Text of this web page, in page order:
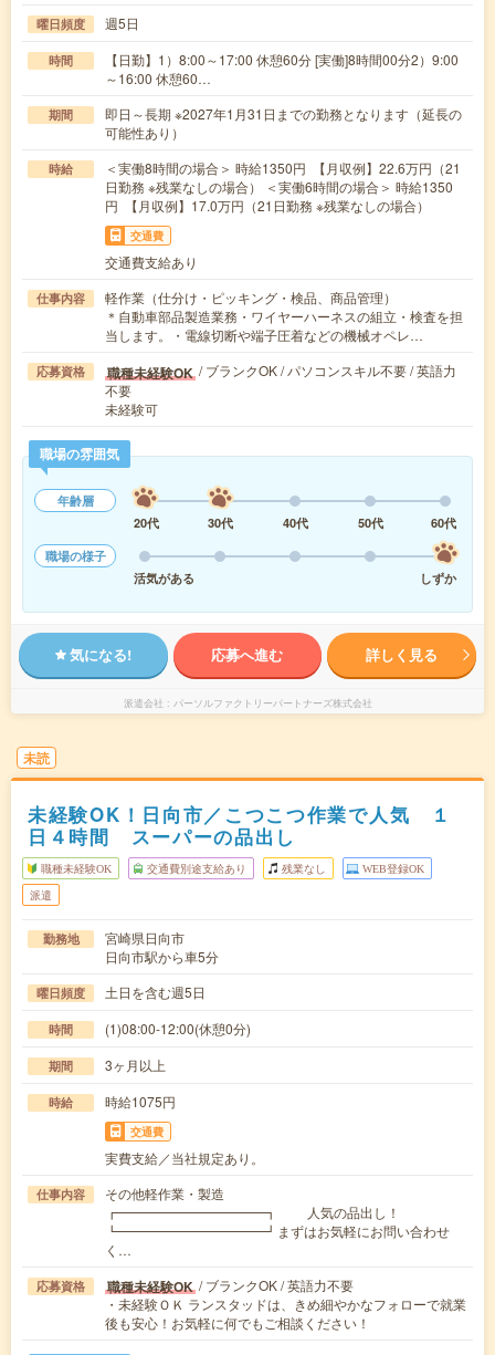
曜日頻度 週5日
時間
【日勤】1）8:00～17:00 休憩60分 [実働]8時間00分2）9:00
～16:00 休憩60…
期間
即日～長期 ※2027年1月31日までの勤務となります（延長の
可能性あり）
時給
＜実働8時間の場合＞ 時給1350円 【月収例】22.6万円（21
日勤務 ※残業なしの場合） ＜実働6時間の場合＞ 時給1350
円 【月収例】17.0万円（21日勤務 ※残業なしの場合）
交通費
交通費支給あり
仕事内容
軽作業（仕分け・ピッキング・検品、商品管理）
＊自動車部品製造業務・ワイヤーハーネスの組立・検査を担
当します。・電線切断や端子圧着などの機械オペレ…
応募資格 職種未経験OK / ブランクOK / パソコンスキル不要 / 英語力
不要
未経験可
職場の雰囲気
年齢層
20代
30代 40代 50代
60代
職場の様子
活気がある
しずか
気になる! 応募へ進む 詳しく見る
派遣会社 パーソルファクトリーパートナーズ株式会社
未読
未経験OK！日向市／こつこつ作業で人気 １
日４時間 スーパーの品出し
職種未経験OK 交通費別途支給あり 残業なし WEB登録OK
派遣
勤務地
宮崎県日向市
日向市駅から車5分
曜日頻度 土日を含む週5日
時間 (1)08:00-12:00(休憩0分)
期間 3ヶ月以上
時給 時給1075円
交通費
実費支給／当社規定あり。
仕事内容
その他軽作業・製造
┏━━━━━━━━━━━┓ 人気の品出し！
┗━━━━━━━━━━━┛まずはお気軽にお問い合わせ
く…
応募資格 職種未経験OK / ブランクOK / 英語力不要
・未経験ＯＫ ランスタッドは、きめ細やかなフォローで就業
後も安心！お気軽に何でもご相談ください！